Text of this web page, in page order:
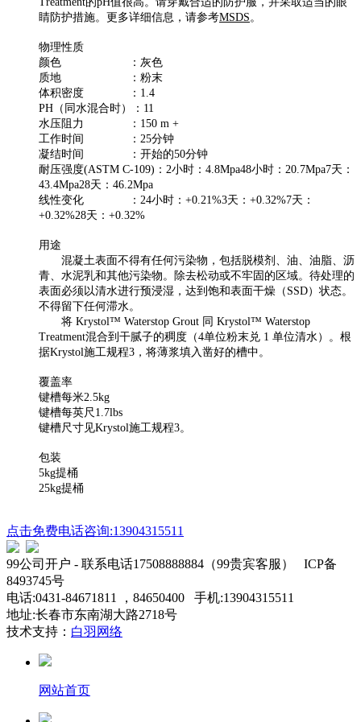
睛防护措施。更多详细信息，请参考MSDS 。
物理性质
颜色 ：灰色
质地 ：粉末
体积密度 ：1.4
PH（同水混合时）：11
水压阻力 ：150 m +
工作时间 ：25分钟
凝结时间 ：开始的50分钟
耐压强度(ASTM C-109)：2小时：4.8Mpa48小时：20.7Mpa7天：
43.4Mpa28天：46.2Mpa
线性变化 ：24小时：+0.21%3天：+0.32%7天：
+0.32%28天：+0.32%
用途
混凝土表面不得有任何污染物，包括脱模剂、油、油脂、沥
青、水泥乳和其他污染物。除去松动或不牢固的区域。待处理的
表面必须以清水进行预浸湿，达到饱和表面干燥（SSD）状态。
不得留下任何滞水。
将 Krystol™ Waterstop Grout 同 Krystol™ Waterstop
Treatment混合到干腻子的稠度（4单位粉末兑 1 单位清水）。根
据Krystol施工规程3，将薄浆填入凿好的槽中。
覆盖率
键槽每米2.5kg
键槽每英尺1.7lbs
键槽尺寸见Krystol施工规程3。
包装
5kg提桶
25kg提桶
点击免费电话咨询:13904315511
99公司开户 - 联系电话17508888884（99贵宾客服） ICP备
8493745号
电话:0431-84671811 ，84650400 手机:13904315511
地址:长春市东南湖大路2718号
技术支持： 白羽网络
网站首页